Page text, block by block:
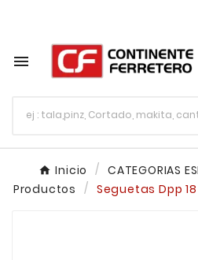

Inicio CATEGORIAS
Productos
Seguetas Dpp 18